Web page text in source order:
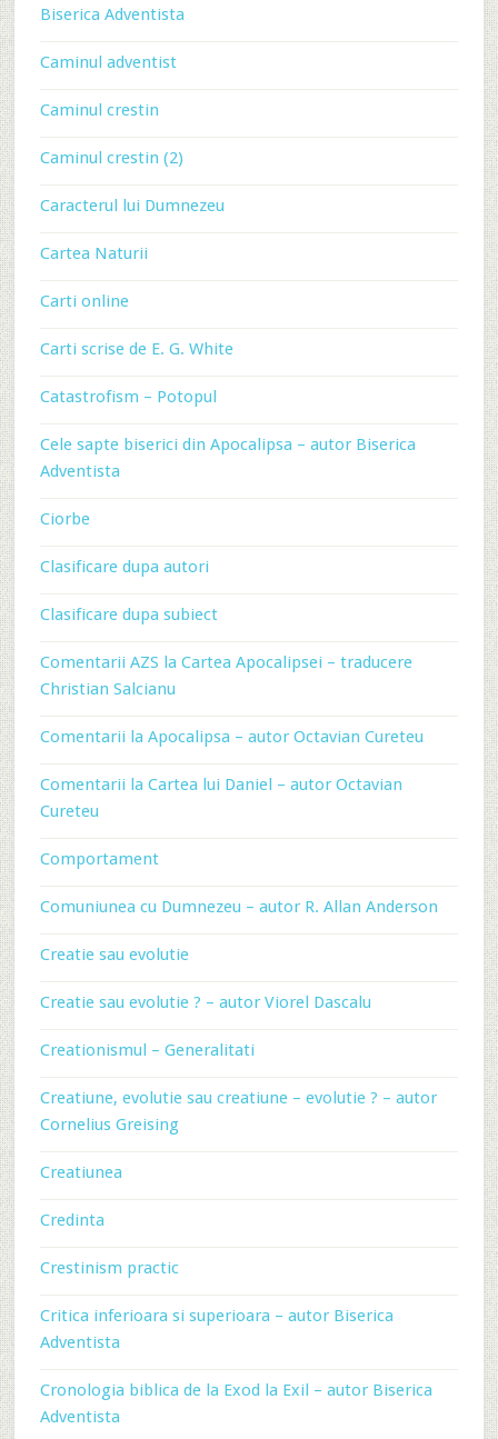
Biserica Adventista
Caminul adventist
Caminul crestin
Caminul crestin (2)
Caracterul lui Dumnezeu
Cartea Naturii
Carti online
Carti scrise de E. G. White
Catastrofism – Potopul
Cele sapte biserici din Apocalipsa – autor Biserica
Adventista
Ciorbe
Clasificare dupa autori
Clasificare dupa subiect
Comentarii AZS la Cartea Apocalipsei – traducere
Christian Salcianu
Comentarii la Apocalipsa – autor Octavian Cureteu
Comentarii la Cartea lui Daniel – autor Octavian
Cureteu
Comportament
Comuniunea cu Dumnezeu – autor R. Allan Anderson
Creatie sau evolutie
Creatie sau evolutie ? – autor Viorel Dascalu
Creationismul – Generalitati
Creatiune, evolutie sau creatiune – evolutie ? – autor
Cornelius Greising
Creatiunea
Credinta
Crestinism practic
Critica inferioara si superioara – autor Biserica
Adventista
Cronologia biblica de la Exod la Exil – autor Biserica
Adventista